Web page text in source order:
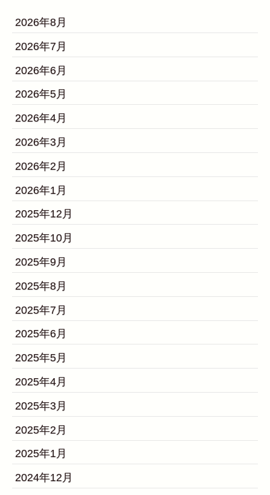
2026年8月
2026年7月
2026年6月
2026年5月
2026年4月
2026年3月
2026年2月
2026年1月
2025年12月
2025年10月
2025年9月
2025年8月
2025年7月
2025年6月
2025年5月
2025年4月
2025年3月
2025年2月
2025年1月
2024年12月